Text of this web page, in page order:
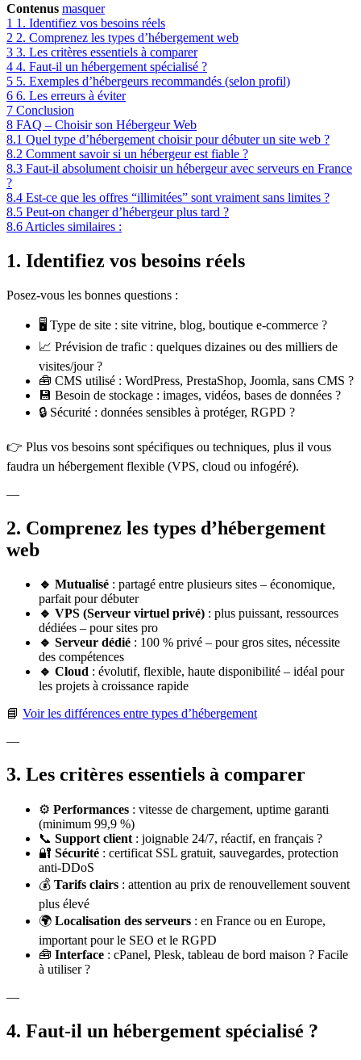
Contenus masquer
1 1. Identifiez vos besoins réels
2 2. Comprenez les types d’hébergement web
3 3. Les critères essentiels à comparer
4 4. Faut-il un hébergement spécialisé ?
5 5. Exemples d’hébergeurs recommandés (selon profil)
6 6. Les erreurs à éviter
7 Conclusion
8 FAQ – Choisir son Hébergeur Web
8.1 Quel type d’hébergement choisir pour débuter un site web ?
8.2 Comment savoir si un hébergeur est fiable ?
8.3 Faut-il absolument choisir un hébergeur avec serveurs en France
?
8.4 Est-ce que les offres “illimitées” sont vraiment sans limites ?
8.5 Peut-on changer d’hébergeur plus tard ?
8.6 Articles similaires :
1. Identifiez vos besoins réels
Posez-vous les bonnes questions :
🖥️ Type de site : site vitrine, blog, boutique e-commerce ?
📈 Prévision de trafic : quelques dizaines ou des milliers de
visites/jour ?
🧰 CMS utilisé : WordPress, PrestaShop, Joomla, sans CMS ?
💾 Besoin de stockage : images, vidéos, bases de données ?
🔒 Sécurité : données sensibles à protéger, RGPD ?
👉 Plus vos besoins sont spécifiques ou techniques, plus il vous
faudra un hébergement flexible (VPS, cloud ou infogéré).
—
2. Comprenez les types d’hébergement
web
🔹 Mutualisé : partagé entre plusieurs sites – économique,
parfait pour débuter
🔹 VPS (Serveur virtuel privé) : plus puissant, ressources
dédiées – pour sites pro
🔹 Serveur dédié : 100 % privé – pour gros sites, nécessite
des compétences
🔹 Cloud : évolutif, flexible, haute disponibilité – idéal pour
les projets à croissance rapide
📘 Voir les différences entre types d’hébergement
—
3. Les critères essentiels à comparer
⚙️ Performances : vitesse de chargement, uptime garanti
(minimum 99,9 %)
📞 Support client : joignable 24/7, réactif, en français ?
🔐 Sécurité : certificat SSL gratuit, sauvegardes, protection
anti-DDoS
💰 Tarifs clairs : attention au prix de renouvellement souvent
plus élevé
🌍 Localisation des serveurs : en France ou en Europe,
important pour le SEO et le RGPD
🧰 Interface : cPanel, Plesk, tableau de bord maison ? Facile
à utiliser ?
—
4. Faut-il un hébergement spécialisé ?